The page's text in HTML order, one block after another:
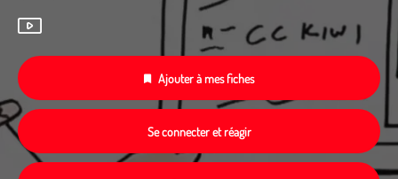
Ajouter à mes fiches
Se connecter et réagir